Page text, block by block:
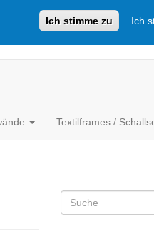
Ich stimme zu Ich
Textilframes /
Suchformular